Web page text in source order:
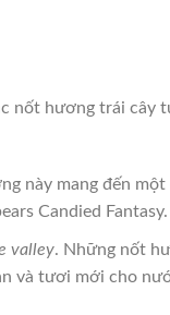
nốt hương trái cây
này mang đến một
Candied Fantasy.
valley. Những nốt
và tươi mới cho